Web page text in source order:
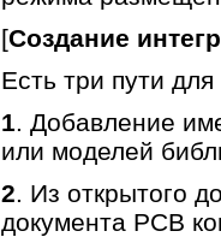
[Создание
Есть три пути
1. Добавление
или моделей
2. Из открытого
документа PCB